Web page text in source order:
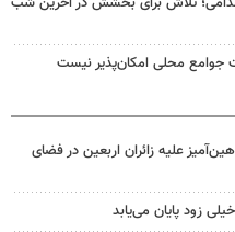
جوامع محلی امکان‌پذیر نیست
علیه زائران اربعین در فضای
زود پایان می‌یابد